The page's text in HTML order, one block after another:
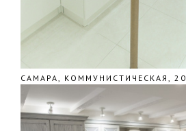
САМАРА, КОММУНИСТИЧЕСКАЯ, 20